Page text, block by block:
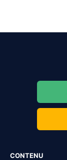
CONTENU